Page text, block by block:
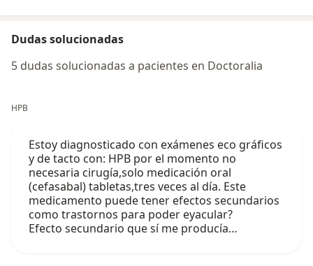
Dudas solucionadas
5 dudas solucionadas a pacientes en Doctoralia
HPB
Estoy diagnosticado con exámenes eco gráficos
y de tacto con: HPB por el momento no
necesaria cirugía,solo medicación oral
(cefasabal) tabletas,tres veces al día. Este
medicamento puede tener efectos secundarios
como trastornos para poder eyacular?
Efecto secundario que sí me producía…